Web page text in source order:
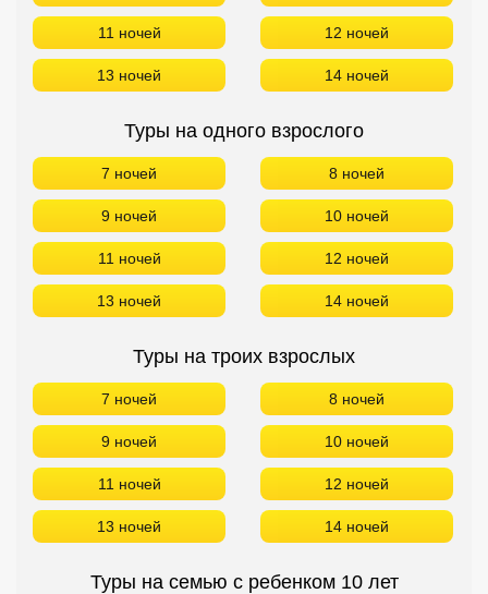
11 ночей 12 ночей
13 ночей 14 ночей
Туры на одного взрослого
7 ночей 8 ночей
9 ночей 10 ночей
11 ночей 12 ночей
13 ночей 14 ночей
Туры на троих взрослых
7 ночей 8 ночей
9 ночей 10 ночей
11 ночей 12 ночей
13 ночей 14 ночей
Туры на семью с ребенком 10 лет
Лучшие отели 4* звезды
Недорогие отели 4*
Лучшие отели 3* звезды
Недорогие отели 3*
звезды
Сетевые отели Турции
Сетевые отели Египта
Сетевые отели Таиланда
Сетевые отели Шри Ланки
Сетевые отели Вьетнама
Сетевые отели Мальдив